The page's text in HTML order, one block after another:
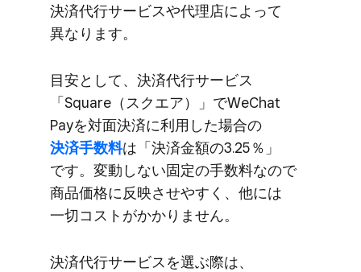
決済代行サービスや​代理店に​よって​
異なります。
目安と​して、​決済代行サービス​
「Square​（スクエア）」で​WeChat
Payを​対面決済に​利用した​場合の
決済手数料は​「決済金額の​3.25％」
です。​変動しない​固定の​手数料なので​
商品価格に​反映させやすく、​他には​
一切コストが​かかりません。
決済代行サービスを​選ぶ際は、​